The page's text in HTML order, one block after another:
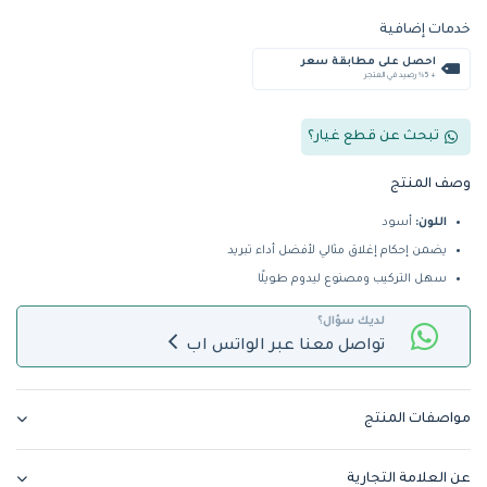
خدمات إضافية
احصل على مطابقة سعر
+ %5 رصيد في المتجر
تبحث عن قطع غيار؟
وصف المنتج
اللون: أسود
يضمن إحكام إغلاق مثالي لأفضل أداء تبريد
سهل التركيب ومصنوع ليدوم طويلًا
لديك سؤال؟
تواصل معنا عبر الواتس اب
مواصفات المنتج
عن العلامة التجارية